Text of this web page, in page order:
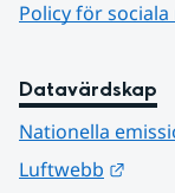
Policy för
Datavärdskap
Nationella
Luftwebb